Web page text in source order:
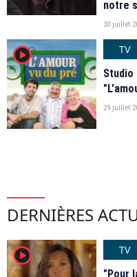
notre
30 juillet
player2
TV
Studio
29 juillet
DERNIÈRES
player2
TV
"Pour